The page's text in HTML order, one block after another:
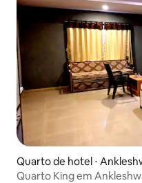
Quarto de hotel ⋅
Quarto King em